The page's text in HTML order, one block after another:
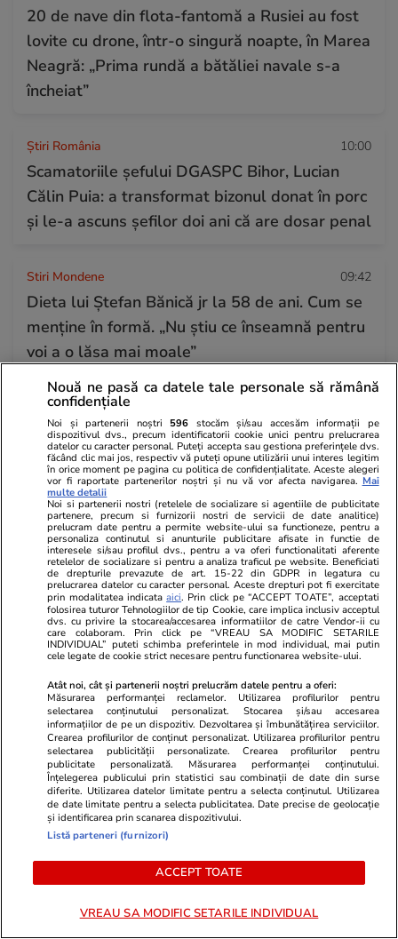
20 de nave din flota-fantomă a Rusiei au fost
lovite cu drone, într-o singură noapte, în Marea
Neagră: „Prima rundă a bătăliei navale s-a
încheiat”
Știri România 10:00
Scamatoriile șefului DGASPC Bihor, Lucian
Călin Puia: a transformat bizonul donat în porc
și le-a ascuns șefilor doi ani că are dosar penal
Stiri Mondene 09:42
Dieta lui Ștefan Bănică jr la 58 de ani. Cum se
menține în formă. „Nu ştiu ce înseamnă pentru
voi a o lăsa mai moale”
Bani și Afaceri
Urmează cel mai puternic El Niño din ultimii 75
de ani. Economiștii avertizează: prețurile
globale la alimente și energie pot crește în
perioada următoare
Citește mai multe
TRENDING
Știri România 07:00
Primarii milionari din Ilfov, partea a 2-a.
Averea primarului din Chitila, Emilian Oprea,
aflat de 30 de ani în funcție. Afacerile lui
Florentin Pandele din Voluntari și ale finului
acestuia de la Pantelimon
Știri Externe
Casa rămasă intactă în mijlocul flăcărilor, pe
au fugit când a luat foc vegetația dimprejur și
Nouă ne pasă ca datele tale personale să rămână
confidențiale
Noi și partenerii noștri 596 stocăm și/sau accesăm informații pe
dispozitivul dvs., precum identificatorii cookie unici pentru prelucrarea
datelor cu caracter personal. Puteți accepta sau gestiona preferințele dvs.
făcând clic mai jos, respectiv vă puteți opune utilizării unui interes legitim
în orice moment pe pagina cu politica de confidențialitate. Aceste alegeri
vor fi raportate partenerilor noștri și nu vă vor afecta navigarea. Mai
multe detalii
Noi si partenerii nostri (retelele de socializare si agentiile de publicitate
partenere, precum si furnizorii nostri de servicii de date analitice)
prelucram date pentru a permite website-ului sa functioneze, pentru a
personaliza continutul si anunturile publicitare afisate in functie de
interesele si/sau profilul dvs., pentru a va oferi functionalitati aferente
retelelor de socializare si pentru a analiza traficul pe website. Beneficiati
de drepturile prevazute de art. 15-22 din GDPR in legatura cu
prelucrarea datelor cu caracter personal. Aceste drepturi pot fi exercitate
prin modalitatea indicataaici. Prin click pe “ACCEPT TOATE”, acceptati
folosirea tuturor Tehnologiilor de tip Cookie, care implica inclusiv acceptul
dvs. cu privire la stocarea/accesarea informatiilor de catre Vendor-ii cu
care colaboram. Prin click pe “VREAU SA MODIFIC SETARILE
INDIVIDUAL” puteti schimba preferintele in mod individual, mai putin
cele legate de cookie strict necesare pentru functionarea website-ului.
Atât noi, cât și partenerii noștri prelucrăm datele pentru a oferi:
Măsurarea performanței reclamelor. Utilizarea profilurilor pentru
selectarea conținutului personalizat. Stocarea și/sau accesarea
informațiilor de pe un dispozitiv. Dezvoltarea și îmbunătățirea serviciilor.
Crearea profilurilor de conținut personalizat. Utilizarea profilurilor pentru
selectarea publicității personalizate. Crearea profilurilor pentru
publicitate personalizată. Măsurarea performanței conținutului.
Înțelegerea publicului prin statistici sau combinații de date din surse
diferite. Utilizarea datelor limitate pentru a selecta conținutul. Utilizarea
de date limitate pentru a selecta publicitatea. Date precise de geolocație
și identificarea prin scanarea dispozitivului.
Listă parteneri (furnizori)
ACCEPT TOATE
VREAU SA MODIFIC SETARILE INDIVIDUAL